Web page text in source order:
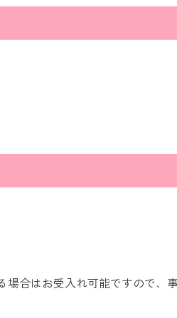
合はお受入れ可能ですので、